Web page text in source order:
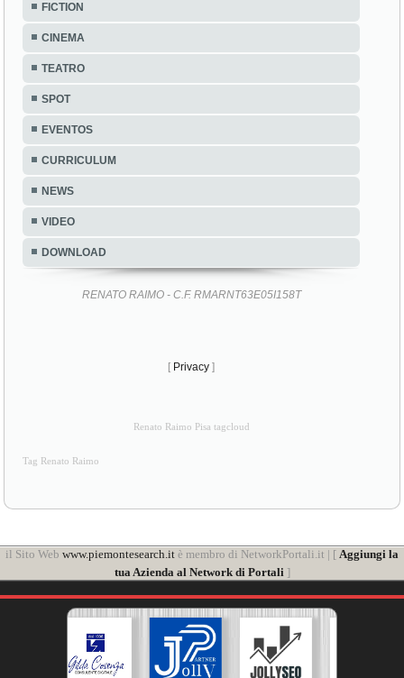
FICTION
CINEMA
TEATRO
SPOT
EVENTOS
CURRICULUM
NEWS
VIDEO
DOWNLOAD
RENATO RAIMO - C.F. RMARNT63E05I158T
[ Privacy ]
Renato Raimo Pisa tagcloud
Tag Renato Raimo
il Sito Web www.piemontesearch.it è membro di NetworkPortali.it | [ Aggiungi la
tua Azienda al Network di Portali]